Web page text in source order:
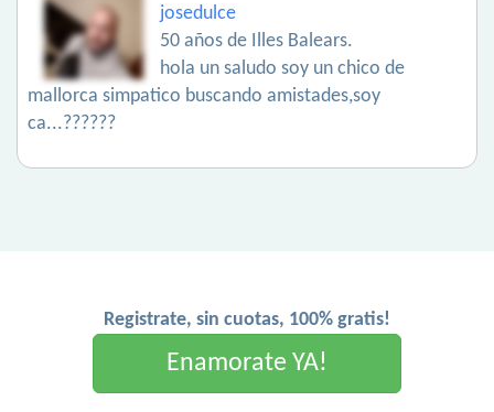
josedulce
50 años de Illes Balears.
hola un saludo soy un chico de
mallorca simpatico buscando amistades,soy
ca...??????
Registrate, sin cuotas, 100% gratis!
Enamorate YA!